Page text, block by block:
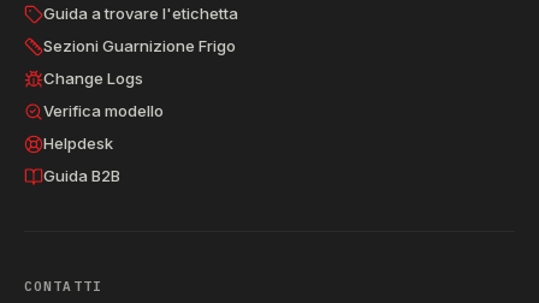
Guida a trovare l'etichetta
Sezioni Guarnizione Frigo
Change Logs
Verifica modello
Helpdesk
Guida B2B
CONTATTI